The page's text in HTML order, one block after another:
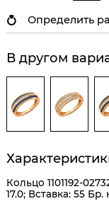
Определить
В другом
Кольцо 1101192-
17.0; Вставка: 55